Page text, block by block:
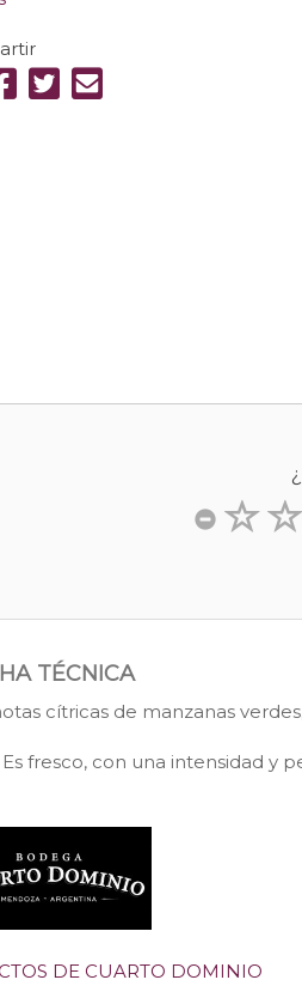
TÉCNICA
cítricas de manzanas
fresco, con una intensidad y
DE CUARTO DOMINIO